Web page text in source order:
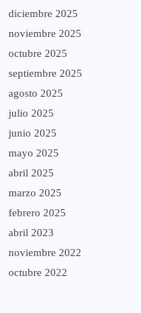
diciembre 2025
noviembre 2025
octubre 2025
septiembre 2025
agosto 2025
julio 2025
junio 2025
mayo 2025
abril 2025
marzo 2025
febrero 2025
abril 2023
noviembre 2022
octubre 2022